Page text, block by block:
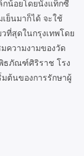
กน้อยโดยนั่งแท็กซี่
ย็นมาก็ได้ จะใช้
ที่สุดในกรุงเทพโดย
ความงามของวัด
ธภัณฑ์ศิริราช โรง
ต้นของการรักษาผู้